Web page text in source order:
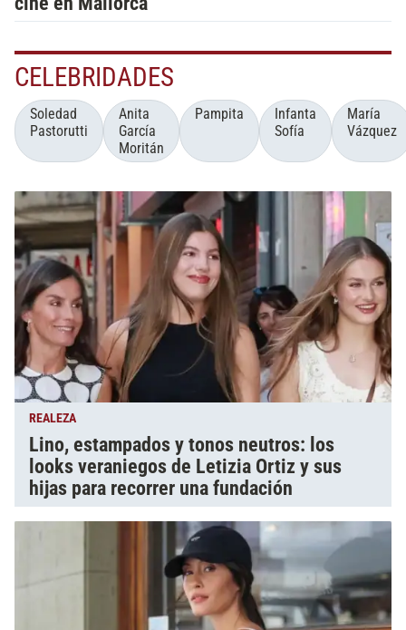
CELEBRIDADES
Soledad
Pastorutti
Anita
García
Moritán
Pampita
Infanta
Sofía
María
Vázquez
REALEZA
Lino, estampados y tonos neutros: los
looks veraniegos de Letizia Ortiz y sus
hijas para recorrer una fundación